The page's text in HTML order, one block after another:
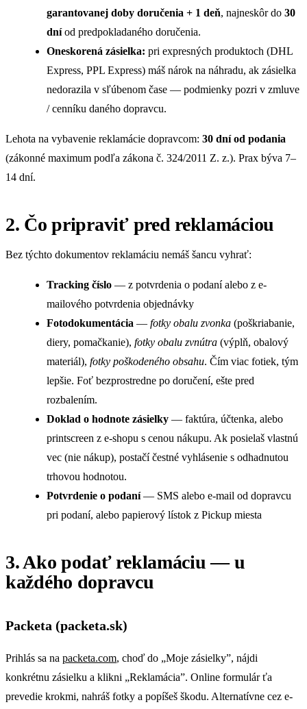
garantovanej doby doručenia + 1 deň, najneskôr do 30
dníod predpokladaného doručenia.
Oneskorená zásielka: pri expresných produktoch (DHL
Express, PPL Express) máš nárok na náhradu, ak zásielka
nedorazila v sľúbenom čase — podmienky pozri v zmluve
/ cenníku daného dopravcu.
Lehota na vybavenie reklamácie dopravcom: 30 dní od podania
(zákonné maximum podľa zákona č. 324/2011 Z. z.). Prax býva 7–
14 dní.
2. Čo pripraviť pred reklamáciou
Bez týchto dokumentov reklamáciu nemáš šancu vyhrať:
Tracking číslo — z potvrdenia o podaní alebo z e-
mailového potvrdenia objednávky
Fotodokumentácia — fotky obalu zvonka (poškriabanie,
diery, pomačkanie), fotky obalu zvnútra (výplň, obalový
materiál), fotky poškodeného obsahu. Čím viac fotiek, tým
lepšie. Foť bezprostredne po doručení, ešte pred
rozbalením.
Doklad o hodnote zásielky — faktúra, účtenka, alebo
printscreen z e-shopu s cenou nákupu. Ak posielaš vlastnú
vec (nie nákup), postačí čestné vyhlásenie s odhadnutou
trhovou hodnotou.
Potvrdenie o podaní— SMS alebo e-mail od dopravcu
pri podaní, alebo papierový lístok z Pickup miesta
3. Ako podať reklamáciu — u
každého dopravcu
Packeta (packeta.sk)
Prihlás sa na packeta.com, choď do „Moje zásielky”, nájdi
konkrétnu zásielku a klikni „Reklamácia”. Online formulár ťa
prevedie krokmi, nahráš fotky a popíšeš škodu. Alternatívne cez e-